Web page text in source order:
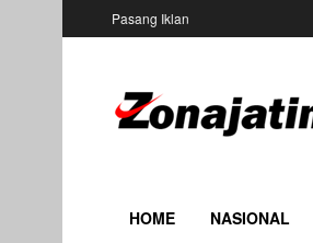
Pasang Iklan
HOME NASIONAL